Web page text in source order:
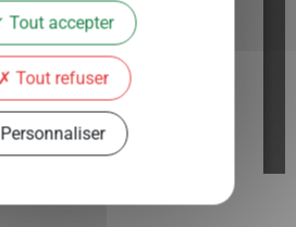
Tout accepter
Tout refuser
Personnaliser